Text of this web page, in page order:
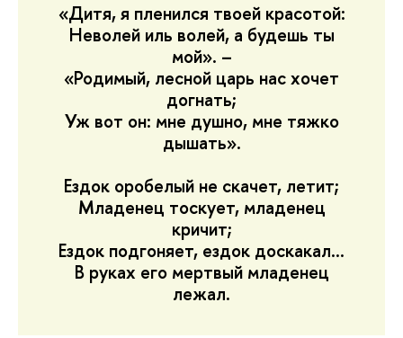
«Дитя, я пленился твоей красотой:
Неволей иль волей, а будешь ты
мой». –
«Родимый, лесной царь нас хочет
догнать;
Уж вот он: мне душно, мне тяжко
дышать».
Ездок оробелый не скачет, летит;
Младенец тоскует, младенец
кричит;
Ездок подгоняет, ездок доскакал…
В руках его мертвый младенец
лежал.